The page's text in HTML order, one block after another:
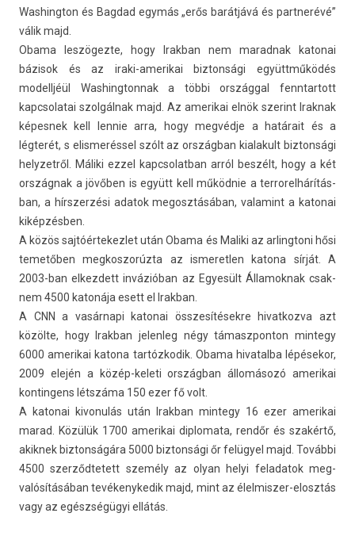
Was­hington és Bag­dad egymás „erős barátjává és partnerévé”
válik majd.
Obama leszögezte, hogy Ir­ak­ban nem marad­nak katonai
bázisok és az iraki-amerikai bi­zton­sági együttműködés
modelljéül Was­hington­nak a többi országgal fenntar­tott
kapcsolatai szolgálnak majd. Az amerikai elnök szerint Ir­ak­nak
képes­nek kell len­nie arra, hogy megvédje a határait és a
légterét, s elis­merés­sel szólt az országban kialakult bi­zton­sági
helyzet­ről. Máliki ezzel kapcsolat­ban arról beszélt, hogy a két
országnak a jövőben is együtt kell működnie a ter­rorel­hárítás­
ban, a hírszer­zési adatok megosztásában, valamint a katonai
kiképzésben.
A közös saj­tóér­tekez­let után Obama és Mal­iki az ar­lingtoni hősi
temetőben meg­koszorúz­ta az is­meretl­en katona sírját. A
2003-ban el­kezdett invázióban az Egyesült Államok­nak csak­
nem 4500 katonája esett el Ir­ak­ban.
A CNN a vasárnapi katonai összesítésekre hivat­kozva azt
közölte, hogy Ir­ak­ban jelen­leg négy támaszpon­ton min­tegy
6000 amerikai katona tar­tózkodik. Obama hivatal­ba lépésekor,
2009 elején a közép-keleti országban állomásozó amerikai
kon­tingens létszáma 150 ezer fő volt.
A katonai kivonulás után Ir­ak­ban min­tegy 16 ezer amerikai
marad. Közülük 1700 amerikai di­plomata, rendőr és szakértő,
akik­nek bi­zton­ságára 5000 bi­zton­sági őr felügyel majd. További
4500 szer­ződtetett személy az olyan helyi feladatok meg­
valósításában tevékenykedik majd, mint az élelmiszer-elosztás
vagy az egészségügyi ellátás.